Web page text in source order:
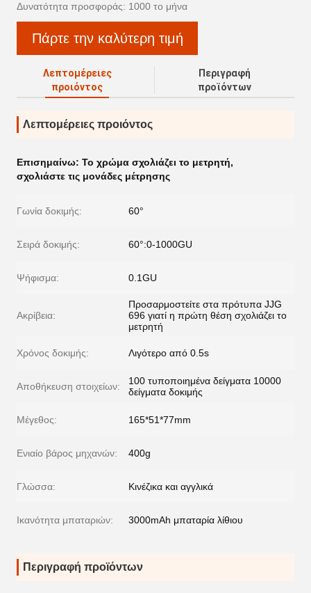
Δυνατότητα προσφοράς: 1000 το μήνα
Πάρτε την καλύτερη τιμή
Λεπτομέρειες
προιόντος
Περιγραφή
προϊόντων
Λεπτομέρειες προιόντος
Επισημαίνω: Το χρώμα σχολιάζει το μετρητή,
σχολιάστε τις μονάδες μέτρησης
Γωνία δοκιμής: 60°
Σειρά δοκιμής: 60°:0-1000GU
Ψήφισμα: 0.1GU
Ακρίβεια:
Προσαρμοστείτε στα πρότυπα JJG
696 γιατί η πρώτη θέση σχολιάζει το
μετρητή
Χρόνος δοκιμής: Λιγότερο από 0.5s
Αποθήκευση στοιχείων:
100 τυποποιημένα δείγματα 10000
δείγματα δοκιμής
Μέγεθος: 165*51*77mm
Ενιαίο βάρος μηχανών: 400g
Γλώσσα: Κινέζικα και αγγλικά
Ικανότητα μπαταριών: 3000mAh μπαταρία λίθιου
Περιγραφή προϊόντων